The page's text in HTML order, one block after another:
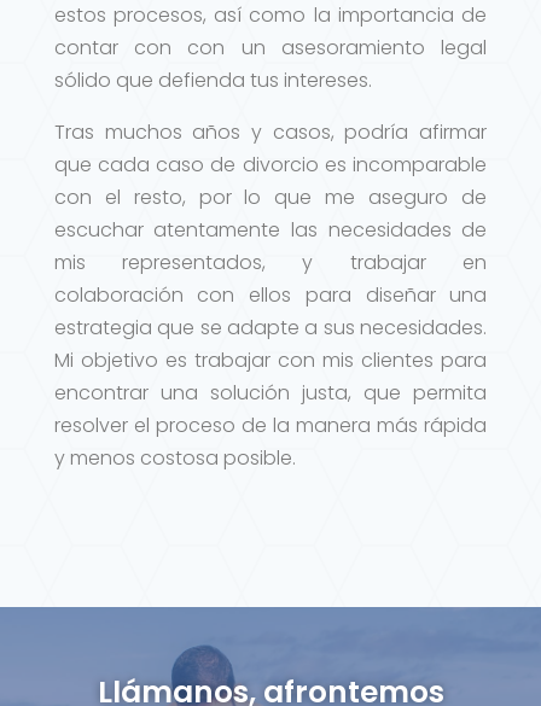
estos procesos, así como la importancia de
contar con con un asesoramiento legal
sólido que defienda tus intereses.
Tras muchos años y casos, podría afirmar
que cada caso de divorcio es incomparable
con el resto, por lo que me aseguro de
escuchar atentamente las necesidades de
mis representados, y trabajar en
colaboración con ellos para diseñar una
estrategia que se adapte a sus necesidades.
Mi objetivo es trabajar con mis clientes para
encontrar una solución justa, que permita
resolver el proceso de la manera más rápida
y menos costosa posible.
Llámanos, afrontemos